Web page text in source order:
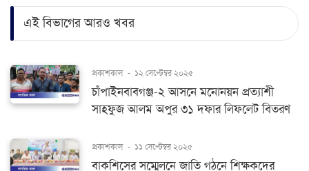
এই বিভাগের আরও খবর
প্রকাশকাল - ১২ সেপ্টেম্বর ২০২৫
চাঁপাইনবাবগঞ্জ-২ আসনে মনোনয়ন প্রত্যাশী
সাহফুজ আলম অপুর ৩১ দফার লিফলেট বিতরণ
প্রকাশকাল - ১১ সেপ্টেম্বর ২০২৫
বাকশিসের সম্মেলনে জাতি গঠনে শিক্ষকদের